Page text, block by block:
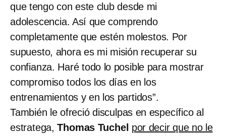
que tengo con este club desde mi
adolescencia. Así que comprendo
completamente que estén molestos. Por
supuesto, ahora es mi misión recuperar su
confianza. Haré todo lo posible para mostrar
compromiso todos los días en los
entrenamientos y en los partidos”.
También le ofreció disculpas en específico al
estratega,Thomas Tuchel por decir que no le